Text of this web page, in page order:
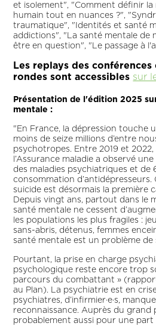
et isolement", "Comment définir
humain tout en nuances ?",
traumatique", "Identités et santé
addictions", "La santé mentale de
être en question", "Le passage à
Les replays des
rondes sont accessibles sur
Présentation de l'édition 2025
mentale :
"En France, la dépression touche
moins de seize millions d’entre
psychotropes. Entre 2019 et 2022,
l’Assurance maladie a observé
des maladies psychiatriques et de
consommation d’antidépresseurs.
suicide est désormais la première
Depuis vingt ans, partout dans le
santé mentale ne cessent
les populations les plus fragiles :
sans-abris, détenus, femmes
santé mentale est un problème de
Pourtant, la prise en charge
psychologique reste encore trop
parcours du combattant »
au Plan). La psychiatrie est en
psychiatres, d’infirmier·e·s,
reconnaissance. Auprès du grand
probablement aussi pour une